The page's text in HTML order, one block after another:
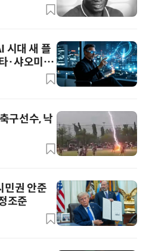
시대 새 플
·샤오미와
구선수, 낙
민권 안준
조준